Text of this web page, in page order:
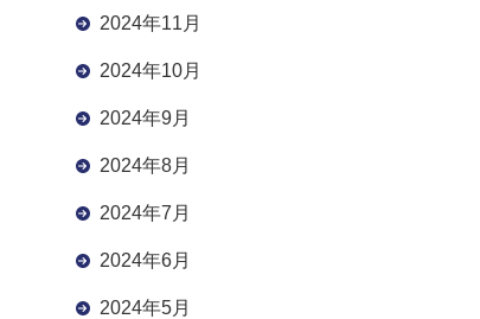
2024年11月
2024年10月
2024年9月
2024年8月
2024年7月
2024年6月
2024年5月